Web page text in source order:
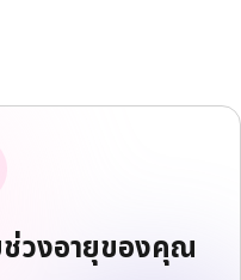
วงอายุของคุณ